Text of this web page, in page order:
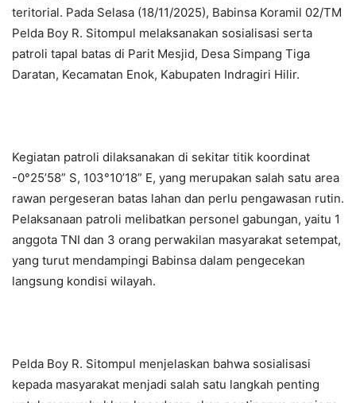
teritorial. Pada Selasa (18/11/2025), Babinsa Koramil 02/TM
Pelda Boy R. Sitompul melaksanakan sosialisasi serta
patroli tapal batas di Parit Mesjid, Desa Simpang Tiga
Daratan, Kecamatan Enok, Kabupaten Indragiri Hilir.
Kegiatan patroli dilaksanakan di sekitar titik koordinat
-0°25’58” S, 103°10’18” E, yang merupakan salah satu area
rawan pergeseran batas lahan dan perlu pengawasan rutin.
Pelaksanaan patroli melibatkan personel gabungan, yaitu 1
anggota TNI dan 3 orang perwakilan masyarakat setempat,
yang turut mendampingi Babinsa dalam pengecekan
langsung kondisi wilayah.
Pelda Boy R. Sitompul menjelaskan bahwa sosialisasi
kepada masyarakat menjadi salah satu langkah penting